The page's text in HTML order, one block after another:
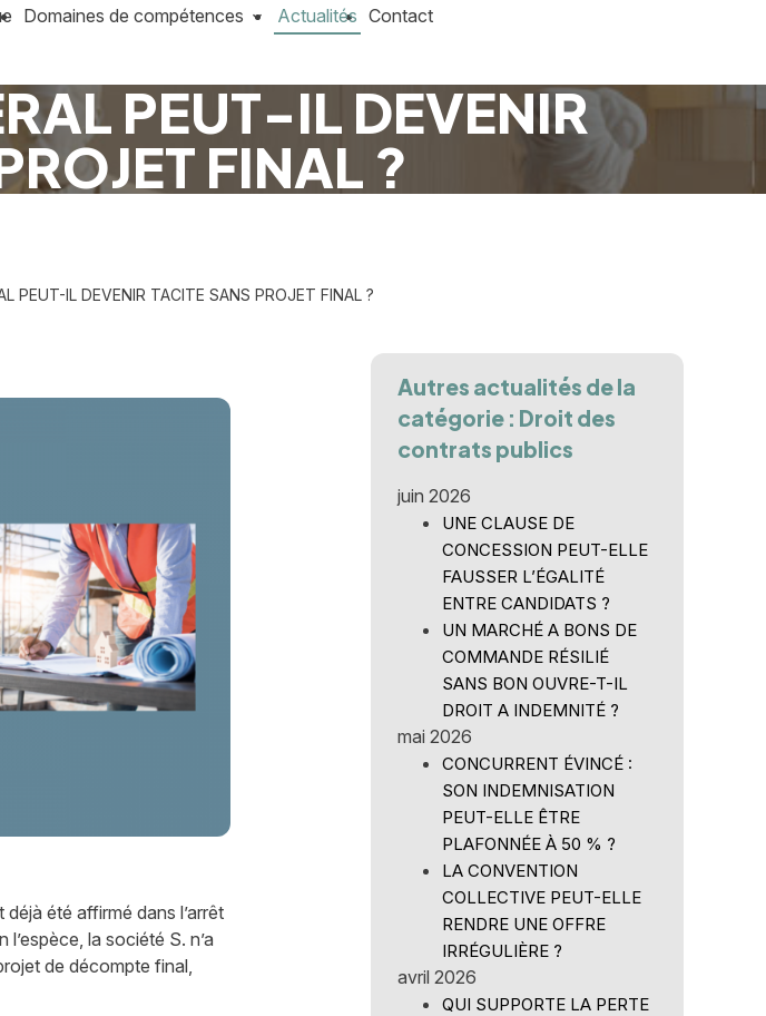
Domaines de compétences Actualités Contact
PEUT-IL DEVENIR
FINAL ?
PEUT-IL DEVENIR TACITE SANS PROJET FINAL ?
été affirmé dans l’arrêt
la société S. n’a
de décompte final,
Autres actualités de la
catégorie : Droit des
contrats publics
juin 2026
UNE CLAUSE DE
CONCESSION PEUT-ELLE
FAUSSER L’ÉGALITÉ
ENTRE CANDIDATS ?
UN MARCHÉ A BONS DE
COMMANDE RÉSILIÉ
SANS BON OUVRE-T-IL
DROIT A INDEMNITÉ ?
mai 2026
CONCURRENT ÉVINCÉ :
SON INDEMNISATION
PEUT-ELLE ÊTRE
PLAFONNÉE À 50 % ?
LA CONVENTION
COLLECTIVE PEUT-ELLE
RENDRE UNE OFFRE
IRRÉGULIÈRE ?
avril 2026
QUI SUPPORTE LA PERTE